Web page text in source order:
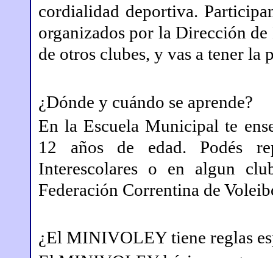
cordialidad deportiva.
organizados por la Dirección
de otros clubes, y vas a tener la
¿Dónde y cuándo se aprende?
En la Escuela Municipal te
12 años de edad. Podés
Interescolares o en algun
Federación Correntina de
¿El MINIVOLEY tiene reglas